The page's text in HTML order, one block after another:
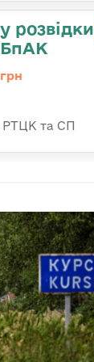
розвідки
БпАК
РТЦК та СП